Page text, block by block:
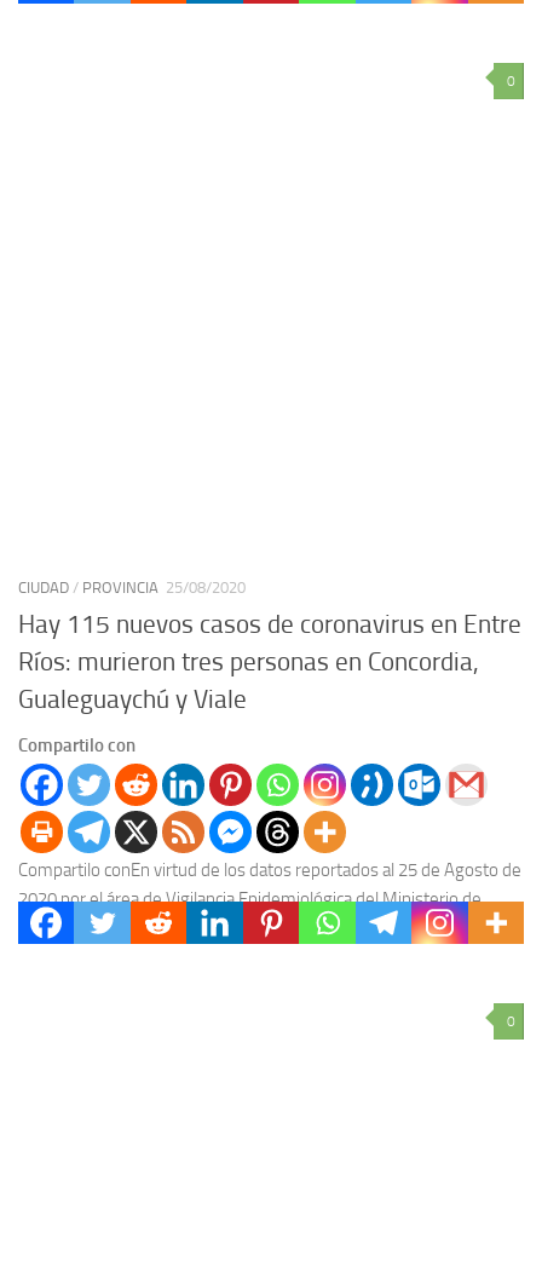
0
CIUDAD / PROVINCIA 25/08/2020
Hay 115 nuevos casos de coronavirus en Entre
Ríos: murieron tres personas en Concordia,
Gualeguaychú y Viale
Compartilo con
Compartilo conEn virtud de los datos reportados al 25 de Agosto de
2020 por el área de Vigilancia Epidemiológica del Ministerio de
Salud, en Entre...
0